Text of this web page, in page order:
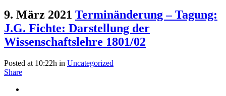
9. März 2021 Terminänderung – Tagung:
J.G. Fichte: Darstellung der
Wissenschaftslehre 1801/02
Posted at 10:22h in Uncategorized
Share